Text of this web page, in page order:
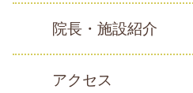
院長・施設紹介
アクセス